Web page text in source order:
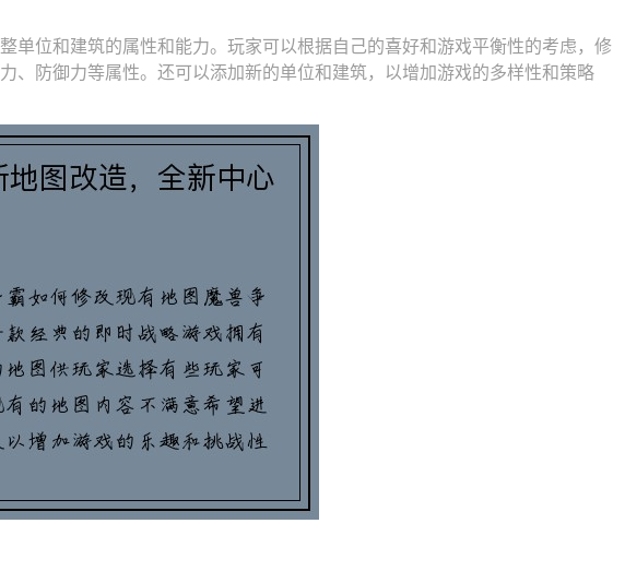
单位和建筑的属性和能力。玩家可以根据自己的喜好和游戏平衡性的考虑，修
、防御力等属性。还可以添加新的单位和建筑，以增加游戏的多样性和策略